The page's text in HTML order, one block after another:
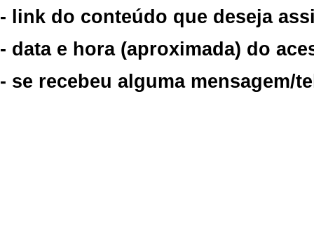
- link do conteúdo que deseja
- data e hora (aproximada) do
- se recebeu alguma mensagem/